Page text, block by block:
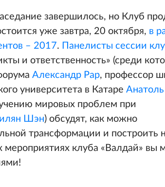
завершилось, но Клуб
уже завтра, 20 октября, в
– 2017. Панелисты сессии
и ответственность» (среди
Александр Рар, профессор
университета в Катаре
мировых проблем при
Шэн) обсудят, как можно
трансформации и построить
мероприятиях клуба «Валдай» вы